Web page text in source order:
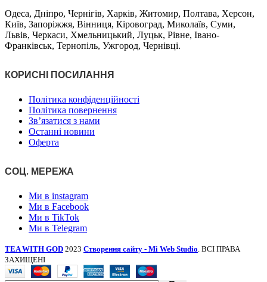
Одеса, Дніпро, Чернігів, Харків, Житомир, Полтава, Херсон,
Київ, Запоріжжя, Вінниця, Кіровоград, Миколаїв, Суми,
Львів, Черкаси, Хмельницький, Луцьк, Рівне, Івано-
Франківськ, Тернопіль, Ужгород, Чернівці.
КОРИСНІ ПОСИЛАННЯ
Політика конфіденційності
Політика повернення
Зв’язатися з нами
Останні новини
Оферта
СОЦ. МЕРЕЖА
Ми в instagram
Ми в Facebook
Ми в TikTok
Ми в Telegram
TEA WITH GOD 2023 Створення сайту - Mi Web Studio . ВСІ ПРАВА
ЗАХИЩЕНІ